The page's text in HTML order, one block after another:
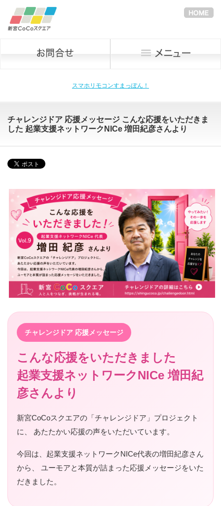
スマホリモコンすまっぽん！
チャレンジドア 応援メッセージ こんな応援をいただきま
した 起業支援ネットワークNICe 増田紀彦さんより
チャレンジドア 応援メッセージ
こんな応援をいただきました
起業支援ネットワークNICe 増田紀
彦さんより
新宮CoCoスクエアの「チャレンジドア」プロジェクト
に、 あたたかい応援の声をいただいています。
今回は、起業支援ネットワークNICe代表の増田紀彦さん
から、 ユーモアと本質が詰まった応援メッセージをいた
だきました。